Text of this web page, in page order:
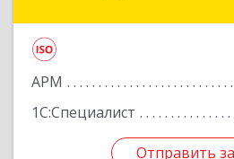
АРМ
1С:Специалист
Отправить
Отправить